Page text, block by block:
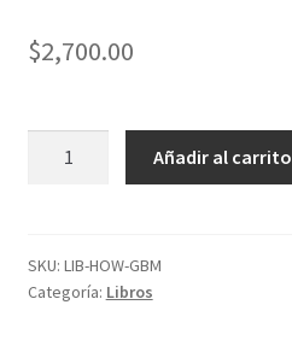
$2,700.00
Birds
of
Añadir al carrito
SKU: LIB-HOW-GBM
Categoría: Libros